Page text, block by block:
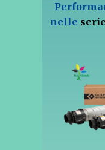
nelle